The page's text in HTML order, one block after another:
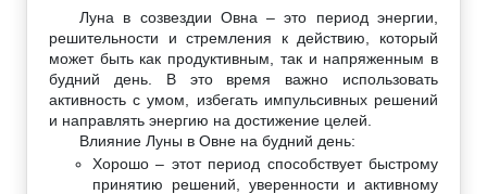
Луна в созвездии Овна – это период энергии,
решительности и стремления к действию, который
может быть как продуктивным, так и напряженным в
будний день. В это время важно использовать
активность с умом, избегать импульсивных решений
и направлять энергию на достижение целей.
Влияние Луны в Овне на будний день:
Хорошо – этот период способствует быстрому
принятию решений, уверенности и активному